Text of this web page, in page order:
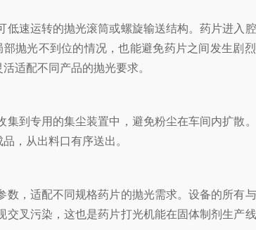
速运转的抛光滚筒或螺旋输送结构。药片进入
抛光不到位的情况，也能避免药片之间发生剧
适配不同产品的抛光要求。
到专用的集尘装置中，避免粉尘在车间内扩散
，从出料口有序送出。
，适配不同规格药片的抛光需求。设备的所有
叉污染，这也是药片打光机能在固体制剂生产